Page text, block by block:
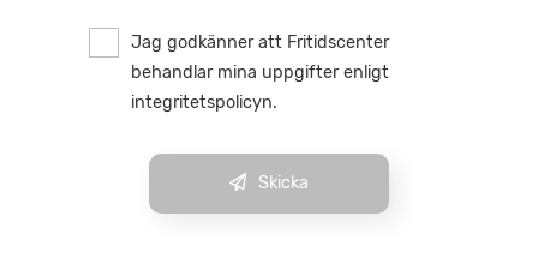
Jag godkänner att Fritidscenter
behandlar mina uppgifter enligt
integritetspolicyn.
Skicka